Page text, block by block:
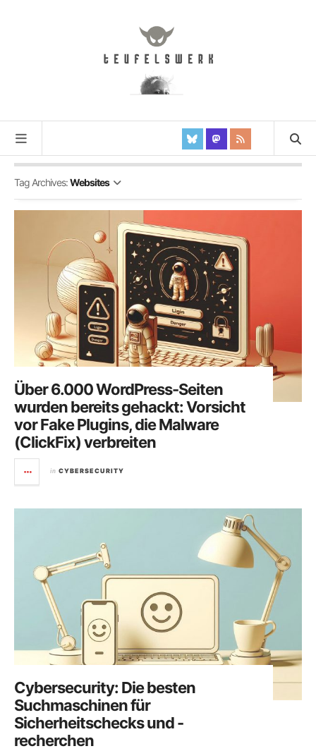
Tag Archives:Websites
Über 6.000 WordPress-Seiten
wurden bereits gehackt: Vorsicht
vor Fake Plugins, die Malware
(ClickFix) verbreiten
in CYBERSECURITY
Cybersecurity: Die besten
Suchmaschinen für
Sicherheitschecks und -
recherchen